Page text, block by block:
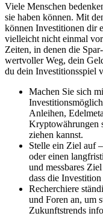
Viele Menschen
sie haben können. Mit
können Investitionen dir
vielleicht nicht einmal
Zeiten, in denen die
wertvoller Weg, dein
du dein Investitionsspiel
Machen Sie sich
Anleihen,
Kryptowährungen
ziehen kannst.
Stelle ein Ziel auf
oder einen
und messbares
dass die
Recherchiere
und Foren an, um
Zukunftstrends